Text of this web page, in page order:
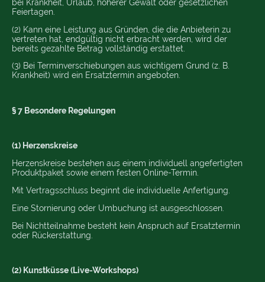
bei Krankheit, Urlaub, höherer Gewalt oder gesetzlichen
Feiertagen.
(2) Kann eine Leistung aus Gründen, die die Anbieterin zu
vertreten hat, endgültig nicht erbracht werden, wird der
bereits gezahlte Betrag vollständig erstattet.
(3) Bei Terminverschiebungen aus wichtigem Grund (z. B.
Krankheit) wird ein Ersatztermin angeboten.
§ 7 Besondere Regelungen
(1) Herzenskreise
Herzenskreise bestehen aus einem individuell angefertigten
Produktpaket sowie einem festen Online-Termin.
Mit Vertragsschluss beginnt die individuelle Anfertigung.
Eine Stornierung oder Umbuchung ist ausgeschlossen.
Bei Nichtteilnahme besteht kein Anspruch auf Ersatztermin
oder Rückerstattung.
(2) Kunstküsse (Live-Workshops)